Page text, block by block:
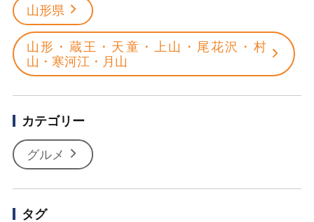
山形県
山形・蔵王・天童・上山・尾花沢・村
山・寒河江・月山
カテゴリー
グルメ
タグ